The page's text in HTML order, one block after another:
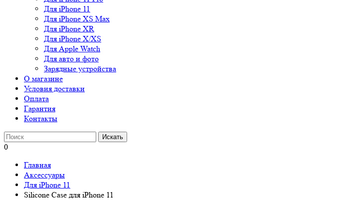
Для iPhone 11
Для iPhone XS Max
Для iPhone XR
Для iPhone X/XS
Для Apple Watch
Для авто и фото
Зарядные устройства
О магазине
Условия доставки
Оплата
Гарантия
Контакты
0
Главная
Аксессуары
Для iPhone 11
Silicone Case для iPhone 11